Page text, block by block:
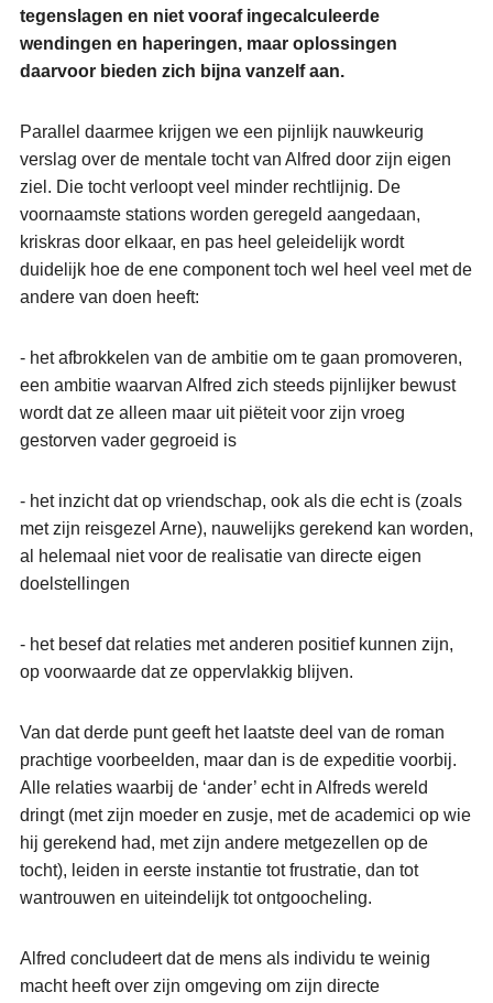
tegenslagen en niet vooraf ingecalculeerde
wendingen en haperingen, maar oplossingen
daarvoor bieden zich bijna vanzelf aan.
Parallel daarmee krijgen we een pijnlijk nauwkeurig
verslag over de mentale tocht van Alfred door zijn eigen
ziel. Die tocht verloopt veel minder rechtlijnig. De
voornaamste stations worden geregeld aangedaan,
kriskras door elkaar, en pas heel geleidelijk wordt
duidelijk hoe de ene component toch wel heel veel met de
andere van doen heeft:
- het afbrokkelen van de ambitie om te gaan promoveren,
een ambitie waarvan Alfred zich steeds pijnlijker bewust
wordt dat ze alleen maar uit piëteit voor zijn vroeg
gestorven vader gegroeid is
- het inzicht dat op vriendschap, ook als die echt is (zoals
met zijn reisgezel Arne), nauwelijks gerekend kan worden,
al helemaal niet voor de realisatie van directe eigen
doelstellingen
- het besef dat relaties met anderen positief kunnen zijn,
op voorwaarde dat ze oppervlakkig blijven.
Van dat derde punt geeft het laatste deel van de roman
prachtige voorbeelden, maar dan is de expeditie voorbij.
Alle relaties waarbij de ‘ander’ echt in Alfreds wereld
dringt (met zijn moeder en zusje, met de academici op wie
hij gerekend had, met zijn andere metgezellen op de
tocht), leiden in eerste instantie tot frustratie, dan tot
wantrouwen en uiteindelijk tot ontgoocheling.
Alfred concludeert dat de mens als individu te weinig
macht heeft over zijn omgeving om zijn directe